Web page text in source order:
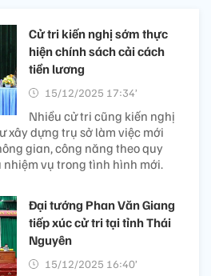
Cử tri kiến nghị sớm thực
hiện chính sách cải cách
tiền lương
15/12/2025 17:34’
Nhiều cử tri cũng kiến nghị
xây dựng trụ sở làm việc mới
gian, công năng theo quy
vụ trong tình hình mới.
Đại tướng Phan Văn Giang
tiếp xúc cử tri tại tỉnh Thái
Nguyên
15/12/2025 16:40’